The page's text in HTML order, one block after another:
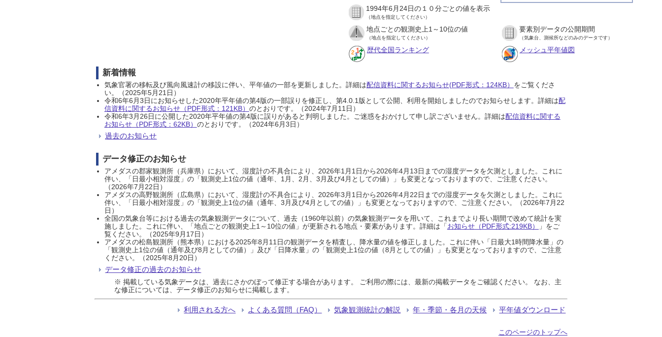
1994年6月24日の１０分ごとの値を表示
（地点を指定してください）
地点ごとの観測史上1～10位の値
（地点を指定してください）
要素別データの公開期間
（気象台、測候所などのみのデータです）
歴代全国ランキング メッシュ平年値図
新着情報
気象官署の移転及び風向風速計の移設に伴い、平年値の一部を更新しました。詳細は配信資料に関するお知らせ(PDF形式：124KB） をご覧くださ
い。（2025年5月21日）
令和6年6月3日にお知らせした2020年平年値の第4版の一部誤りを修正し、第4.0.1版として公開、利用を開始しましたのでお知らせします。詳細は配
信資料に関するお知らせ（PDF形式：121KB） のとおりです。（2024年7月11日）
令和6年3月26日に公開した2020年平年値の第4版に誤りがあると判明しました。ご迷惑をおかけして申し訳ございません。詳細は配信資料に関する
お知らせ（PDF形式：62KB） のとおりです。（2024年6月3日）
過去のお知らせ
データ修正のお知らせ
アメダスの郡家観測所（兵庫県）において、湿度計の不具合により、2026年1月1日から2026年4月13日までの湿度データを欠測としました。これに
伴い、「日最小相対湿度」の「観測史上1位の値（通年、1月、2月、3月及び4月としての値）」も変更となっておりますので、ご注意ください。
（2026年7月22日）
アメダスの高野観測所（広島県）において、湿度計の不具合により、2026年3月1日から2026年4月22日までの湿度データを欠測としました。これに
伴い、「日最小相対湿度」の「観測史上1位の値（通年、3月及び4月としての値）」も変更となっておりますので、ご注意ください。（2026年7月22
日）
全国の気象台等における過去の気象観測データについて、過去（1960年以前）の気象観測データを用いて、これまでより長い期間で改めて統計を実
施しました。これに伴い、「地点ごとの観測史上1～10位の値」が更新される地点・要素があります。詳細は「お知らせ（PDF形式:219KB）
」をご
覧ください。（2025年9月17日）
アメダスの松島観測所（熊本県）における2025年8月11日の観測データを精査し、降水量の値を修正しました。これに伴い「日最大1時間降水量」の
「観測史上1位の値（通年及び8月としての値）」及び「日降水量」の「観測史上1位の値（8月としての値）」も変更となっておりますので、ご注意
ください。（2025年8月20日）
データ修正の過去のお知らせ
※ 掲載している気象データは、過去にさかのぼって修正する場合があります。 ご利用の際には、最新の掲載データをご確認ください。 なお、主
な修正については、データ修正のお知らせに掲載します。
利用される方へ よくある質問（FAQ） 気象観測統計の解説 年・季節・各月の天候 平年値ダウンロード
このページのトップへ